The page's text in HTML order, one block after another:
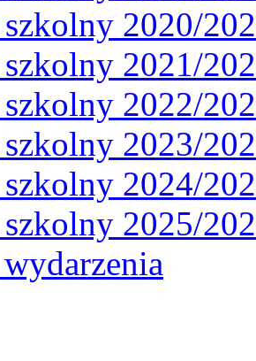
2020/
2021/
2022/
2023/
2024/
2025/